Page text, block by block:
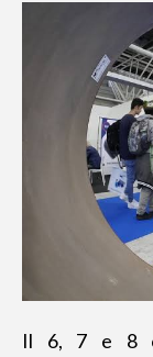
Il 6, 7 e 8